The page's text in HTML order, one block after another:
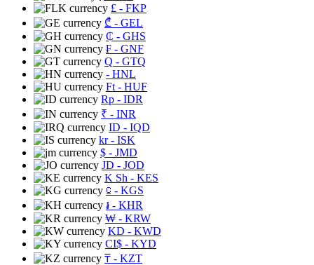
£ - FKP
₾ - GEL
₵ - GHS
₣ - GNF
Q - GTQ
- HNL
Ft - HUF
Rp - IDR
₹ - INR
ID - IQD
kr- ISK
$ - JMD
JD - JOD
K Sh - KES
⃀ - KGS
៛ - KHR
₩ - KRW
KD - KWD
CI$ - KYD
₸ - KZT